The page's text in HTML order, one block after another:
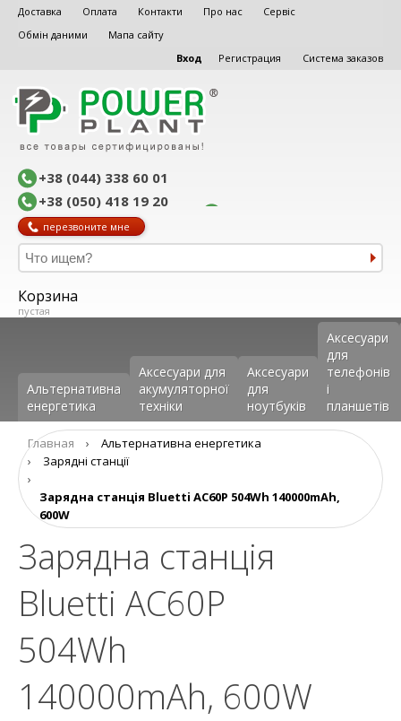
Доставка Оплата Контакти Про нас
Сервіс
Обмін даними
Мапа сайту
Вход
Регистрация Система заказов
+38 (044) 338 60 01
+38 (050) 418 19 20
перезвоните мне
Корзина
пустая
Альтернативна
енергетика
Аксесуари для
акумуляторної
техніки
Аксесуари
для
ноутбуків
Аксеcуари
для
телефонів
і
планшетів
Главная ›
Альтернативна енергетика
›
Зарядні станції
›
Зарядна станція Bluetti AC60P 504Wh 140000mAh,
600W
Зарядна станція
Bluetti AC60P
504Wh
140000mAh, 600W